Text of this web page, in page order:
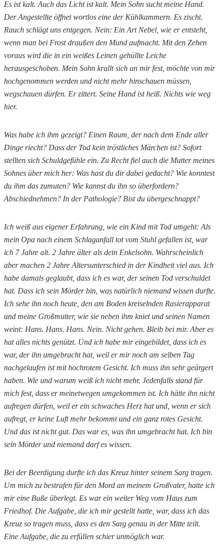
Es ist kalt. Auch das Licht ist kalt. Mein Sohn sucht meine Hand.
Der Angestellte öffnet wortlos eine der Kühlkammern. Es zischt.
Rauch schlägt uns entgegen. Nein: Ein Art Nebel, wie er entsteht,
wenn man bei Frost draußen den Mund aufmacht. Mit den Zehen
voraus wird die in ein weißes Leinen gehüllte Leiche
herausgeschoben. Mein Sohn krallt sich an mir fest, möchte von mir
hochgenommen werden und nicht mehr hinschauen müssen,
wegschauen dürfen. Er zittert. Seine Hand ist heiß. Nichts wie weg
hier.
Was habe ich ihm gezeigt? Einen Raum, der nach dem Ende aller
Dinge riecht? Dass der Tod kein tröstliches Märchen ist? Sofort
stellten sich Schuldgefühle ein. Zu Recht fiel auch die Mutter meines
Sohnes über mich her: Was hast du dir dabei gedacht? Wie konntest
du ihm das zumuten? Wie kannst du ihn so überfordern?
Abschiednehmen? In der Pathologie? Bist du übergeschnappt?
Ich weiß aus eigener Erfahrung, wie ein Kind mit Tod umgeht: Als
mein Opa nach einem Schlaganfall tot vom Stuhl gefallen ist, war
ich 7 Jahre alt. 2 Jahre älter als dein Enkelsohn. Wahrscheinlich
aber machen 2 Jahre Altersunterschied in der Kindheit viel aus. Ich
habe damals geglaubt, dass ich es war, der seinen Tod verschuldet
hat. Dass ich sein Mörder bin, was natürlich niemand wissen durfte.
Ich sehe ihn noch heute, den am Boden kreiselnden Rasierapparat
und meine Großmutter, wie sie neben ihm kniet und seinen Namen
weint: Hans. Hans. Hans. Nein. Nicht gehen. Bleib bei mir. Aber es
hat alles nichts genützt. Und ich habe mir eingebildet, dass ich es
war, der ihn umgebracht hat, weil er mir noch am selben Tag
nachgelaufen ist mit hochrotem Gesicht. Ich muss ihn sehr geärgert
haben. Wie und warum weiß ich nicht mehr. Jedenfalls stand für
mich fest, dass er meinetwegen umgekommen ist. Ich hätte ihn nicht
aufregen dürfen, weil er ein schwaches Herz hat und, wenn er sich
aufregt, er keine Luft mehr bekommt und ein ganz rotes Gesicht.
Und das ist nicht gut. Das war es, was ihn umgebracht hat. Ich bin
sein Mörder und niemand darf es wissen.
Bei der Beerdigung durfte ich das Kreuz hinter seinem Sarg tragen.
Um mich zu bestrafen für den Mord an meinem Großvater, hatte ich
mir eine Buße überlegt. Es war ein weiter Weg vom Haus zum
Friedhof. Die Aufgabe, die ich mir gestellt hatte, war, dass ich das
Kreuz so tragen muss, dass es den Sarg genau in der Mitte teilt.
Eine Aufgabe, die zu erfüllen schier unmöglich war.